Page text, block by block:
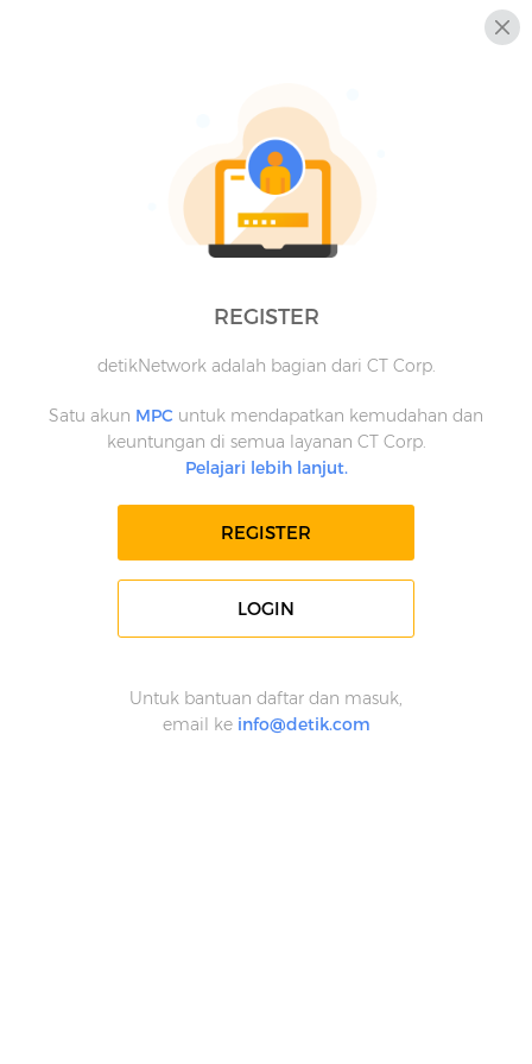
REGISTER
detikNetwork adalah bagian dari CT Corp.
Satu akun MPC untuk mendapatkan kemudahan dan
keuntungan di semua layanan CT Corp.
Pelajari lebih lanjut.
REGISTER
LOGIN
Untuk bantuan daftar dan masuk,
email ke info@detik.com